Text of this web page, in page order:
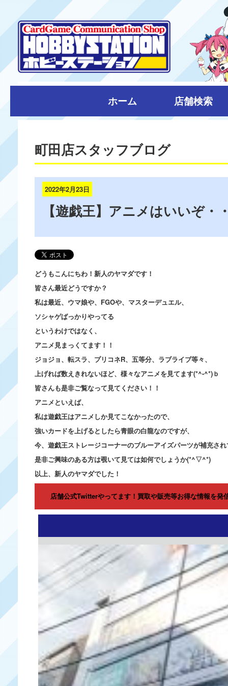
ホーム 店舗検索
町田店スタッフブログ
2022年2月23日
【遊戯王】アニメはいいぞ・
どうもこんにちわ！新人のヤマダです！
皆さん最近どうですか？
私は最近、ウマ娘や、FGOや、マスターデュエル、
ソシャゲばっかりやってる
というわけではなく、
アニメ見まっくてます！！
ジョジョ、転スラ、プリコネR、五等分、ラブライブ等々、
上げれば数えきれないほど、様々なアニメを見てます(*^-^*)ｂ
皆さんも是非ご覧なって見てください！！
アニメといえば、
私は遊戯王はアニメしか見てこなかったので、
強いカードを上げるとしたら青眼の白龍なのですが、
今、遊戯王ストレージコーナーのブルーアイズパーツが補充さ
是非ご興味のある方は覗いて見ては如何でしょうか(*^▽^*)
以上、新人のヤマダでした！
店舗公式Twitterやってます！買取や販売等お得な情報を